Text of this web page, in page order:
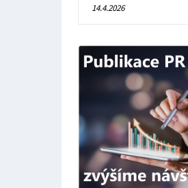
14.4.2026